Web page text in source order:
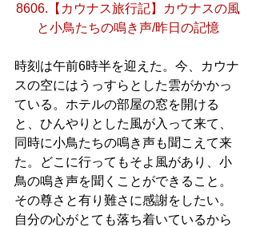
8606.【カウナス旅行記】カウナスの風
と小鳥たちの鳴き声/昨日の記憶
時刻は午前6時半を迎えた。今、カウナ
スの空にはうっすらとした雲がかかっ
ている。ホテルの部屋の窓を開ける
と、ひんやりとした風が入って来て、
同時に小鳥たちの鳴き声も聞こえて来
た。どこに行ってもそよ風があり、小
鳥の鳴き声を聞くことができること。
その尊さと有り難さに感謝をしたい。
自分の心がとても落ち着いているから